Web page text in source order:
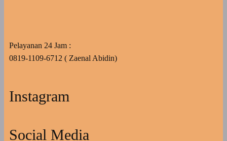
Pelayanan 24 Jam :
0819-1109-6712 ( Zaenal Abidin)
Instagram
Social Media